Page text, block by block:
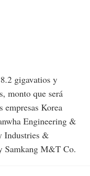
gigavatios y
monto que será
Korea
Engineering &
Industries &
Samkang M&T Co.